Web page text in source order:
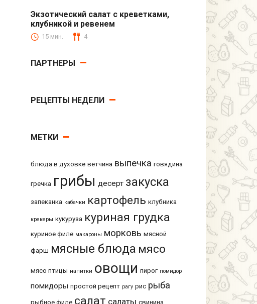
Быстрые рецепты
Экзотический салат с креветками,
клубникой и ревенем
15 мин. 4
ПАРТНЕРЫ
РЕЦЕПТЫ НЕДЕЛИ
МЕТКИ
блюда в духовке ветчина выпечка говядина
гречка грибы десерт закуска
запеканка кабачки картофель клубника
крекеры кукуруза куриная грудка
куриное филе макароны морковь мясной
фарш мясные блюда мясо
мясо птицы напитки овощи пирог помидор
помидоры простой рецепт рагу рис рыба
рыбное филе салат салаты свинина